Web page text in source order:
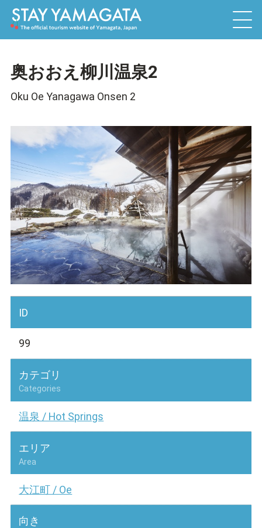
奥おおえ柳川温泉2
Oku Oe Yanagawa Onsen 2
ID
99
カテゴリ
Categories
温泉 / Hot Springs
エリア
Area
大江町 / Oe
向き